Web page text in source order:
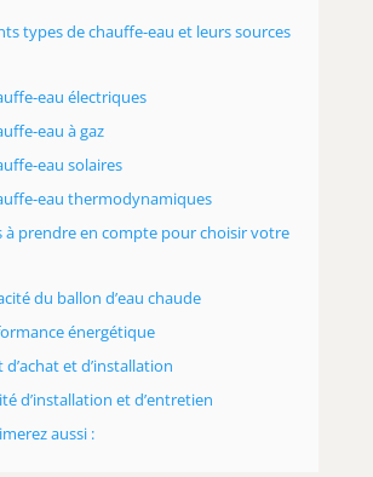
types de chauffe-eau et leurs sources
eau électriques
eau à gaz
eau solaires
eau thermodynamiques
à prendre en compte pour choisir votre
du ballon d’eau chaude
énergétique
d’achat et d’installation
d’installation et d’entretien
aussi :